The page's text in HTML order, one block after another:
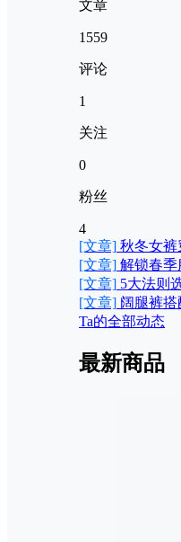
文章
1559
评论
1
关注
0
粉丝
4
[文章] 秋冬女裤
[文章] 解锁春季
[文章] 5大法则
[文章] 阔腿裤
Ta的全部动态
最新商品